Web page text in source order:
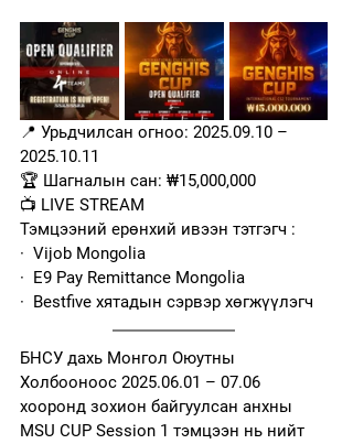
📍 Урьдчилсан огноо: 2025.09.10 –
2025.10.11
🏆 Шагналын сан: ₩15,000,000
📺 LIVE STREAM
Тэмцээний ерөнхий ивээн тэтгэгч :
·  Vijob Mongolia
·  E9 Pay Remittance Mongolia
·  Bestfive хятадын сэрвэр хөгжүүлэгч
БНСУ дахь Монгол Оюутны
Холбооноос 2025.06.01 – 07.06
хооронд зохион байгуулсан анхны
MSU CUP Session 1 тэмцээн нь нийт